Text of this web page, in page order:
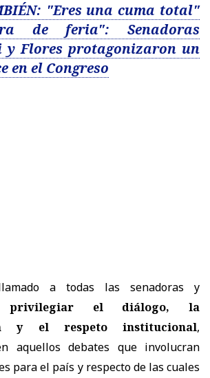
"Eres una cuma total"
de feria": Senadoras
y Flores protagonizaron un
en el Congreso
a todas las senadoras y
privilegiar el diálogo, la
y el respeto institucional,
aquellos debates que involucran
para el país y respecto de las cuales